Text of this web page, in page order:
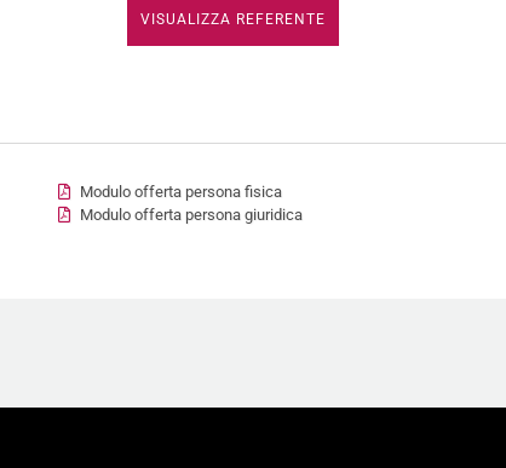
VISUALIZZA REFERENTE
Modulo offerta persona fisica
Modulo offerta persona giuridica